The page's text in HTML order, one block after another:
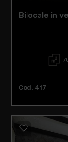
Bilocale in
Cod. 417